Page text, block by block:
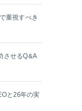
重視すべき
させるQ&A
と26年の実